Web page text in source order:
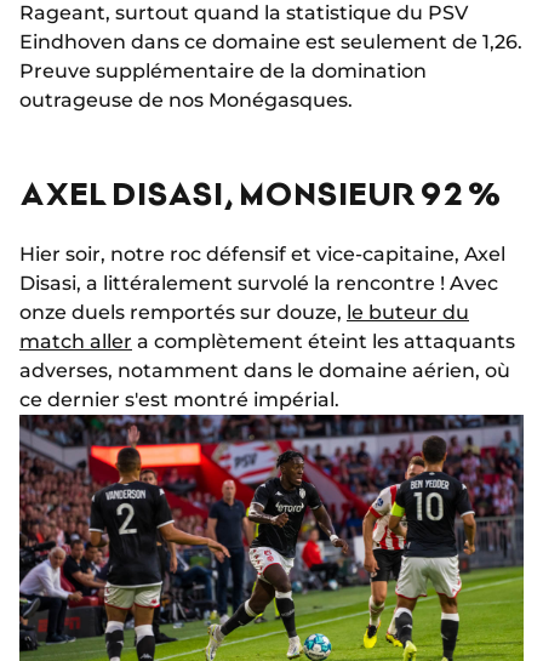
Rageant, surtout quand la statistique du PSV
Eindhoven dans ce domaine est seulement de 1,26.
Preuve supplémentaire de la domination
outrageuse de nos Monégasques.
AXEL DISASI, MONSIEUR 92 %
Hier soir, notre roc défensif et vice-capitaine, Axel
Disasi, a littéralement survolé la rencontre ! Avec
onze duels remportés sur douze, le buteur du
match aller a complètement éteint les attaquants
adverses, notamment dans le domaine aérien, où
ce dernier s'est montré impérial.